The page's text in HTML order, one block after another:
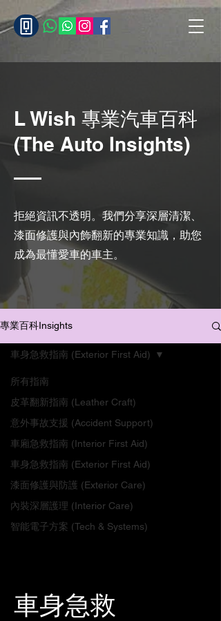
L Wish 專業汽車百科
(The Auto Insights)
拒絕資訊不透明。我們分享深層清潔、
漆面修護與內飾翻新的專業知識，助您
成為最懂愛車的車主。
專業百科Insights
所有指南
皮革翻新指南 (Leather Craft)
意外事故支援 (Accident Support)
車廂急救指南 (Interior First Aid)
車身急救指南 (Exterior First Aid)
漆面修護與防護 (Exterior Care)
內裝深層護理 (Interior Care)
智能電子方案 (Tech & Systems)
車身急救指南 (Exterior First Aid)
車身急救